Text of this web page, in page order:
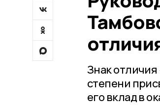
Знак
степени
его вклад в